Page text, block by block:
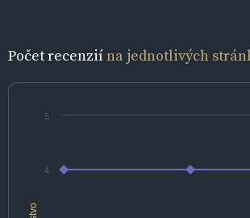
Počet recenziína jednotlivých
4
5